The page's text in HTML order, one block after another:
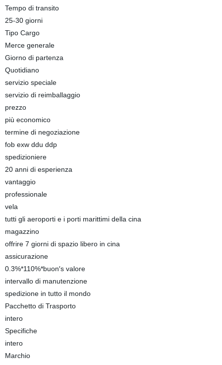
Tempo di transito
25-30 giorni
Tipo Cargo
Merce generale
Giorno di partenza
Quotidiano
servizio speciale
servizio di reimballaggio
prezzo
più economico
termine di negoziazione
fob exw ddu ddp
spedizioniere
20 anni di esperienza
vantaggio
professionale
vela
tutti gli aeroporti e i porti marittimi della cina
magazzino
offrire 7 giorni di spazio libero in cina
assicurazione
0.3%*110%*buon′s valore
intervallo di manutenzione
spedizione in tutto il mondo
Pacchetto di Trasporto
intero
Specifiche
intero
Marchio